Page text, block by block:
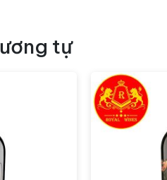
rượu vang lý tưởng để kết
tự